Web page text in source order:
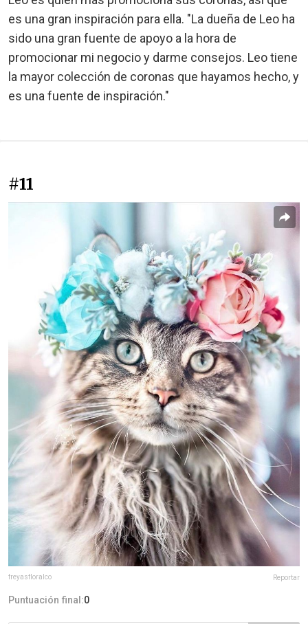
es una gran inspiración para ella. "La dueña de Leo ha
sido una gran fuente de apoyo a la hora de
promocionar mi negocio y darme consejos. Leo tiene
la mayor colección de coronas que hayamos hecho, y
es una fuente de inspiración."
#11
freyasfloralco Reportar
Puntuación final:0